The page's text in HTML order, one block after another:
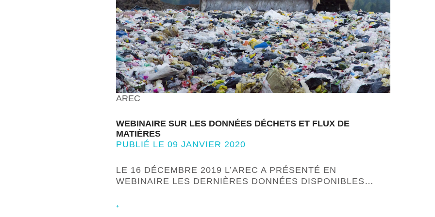
AREC
WEBINAIRE SUR LES DONNÉES DÉCHETS ET FLUX DE
MATIÈRES
PUBLIÉ LE 09 JANVIER 2020
LE 16 DÉCEMBRE 2019 L’AREC A PRÉSENTÉ EN
WEBINAIRE LES DERNIÈRES DONNÉES DISPONIBLES…
+